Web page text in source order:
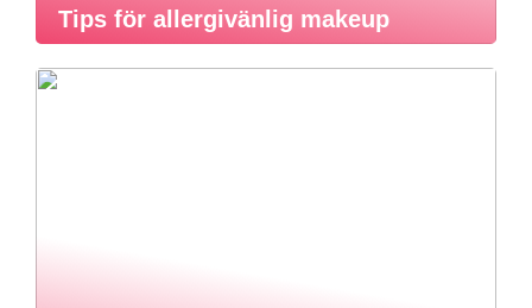
Tips för allergivänlig makeup